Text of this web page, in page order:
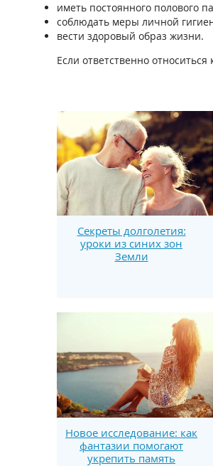
иметь постоянного полового
соблюдать меры личной
вести здоровый образ жизни.
Если ответственно
Секреты долголетия:
уроки из синих зон
Земли
Новое исследование: как
фантазии помогают
укрепить память